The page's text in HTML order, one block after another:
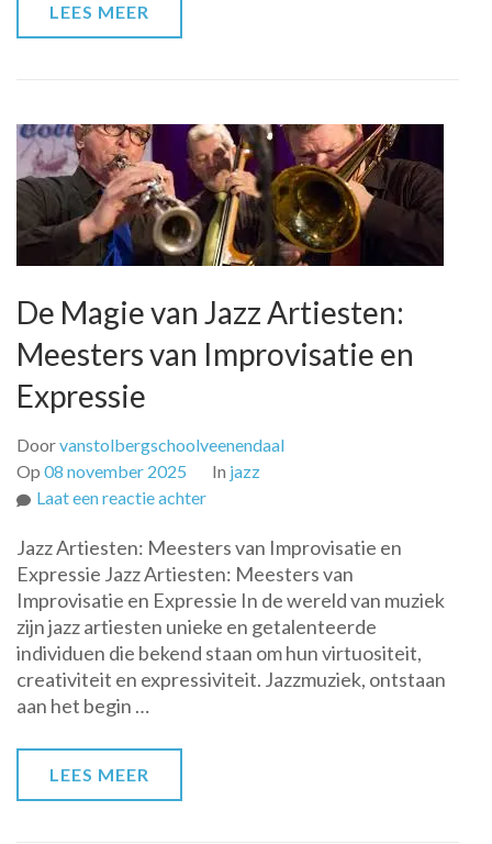
LEES MEER
De Magie van Jazz Artiesten:
Meesters van Improvisatie en
Expressie
Doorvanstolbergschoolveenendaal
Op 08 november 2025 In jazz
Laat een reactie achterop
Magie
van
Jazz
Artiesten:
Meesters
van
Jazz Artiesten: Meesters van Improvisatie en
Expressie Jazz Artiesten: Meesters van
Improvisatie en Expressie In de wereld van muziek
zijn jazz artiesten unieke en getalenteerde
individuen die bekend staan om hun virtuositeit,
creativiteit en expressiviteit. Jazzmuziek, ontstaan
aan het begin …
LEES MEER